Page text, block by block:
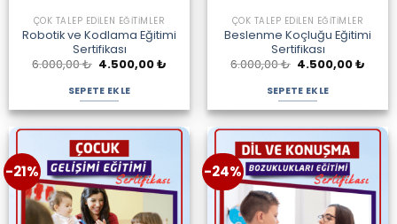
ÇOK TALEP EDILEN EĞITIMLER
Robotik ve Kodlama Eğitimi
Sertifikası
6.000,00₺ Orijinal
6.000,00 ₺.
4.500,00₺Şu
SEPETE EKLE
ÇOK TALEP EDILEN EĞITIMLER
Beslenme Koçluğu Eğitimi
Sertifikası
6.000,00₺ Orijinal
6.000,00 ₺.
4.500,00₺Şu
SEPETE EKLE
-21% -24%